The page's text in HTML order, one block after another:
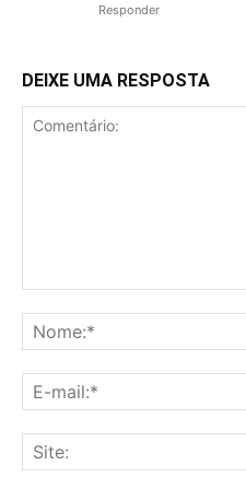
Responder
DEIXE UMA RESPOSTA